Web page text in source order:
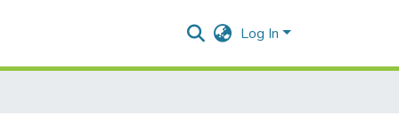
Log In